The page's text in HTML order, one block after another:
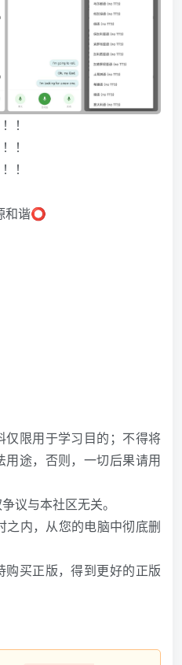
！
！
！
和谐⭕
限用于学习目的；不得将
途，否则，一切后果请用
议与本社区无关。
之内，从您的电脑中彻底删
买正版，得到更好的正版